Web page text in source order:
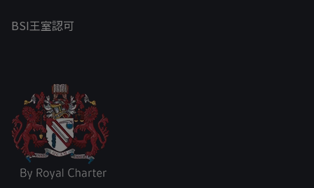
BSI王室認可